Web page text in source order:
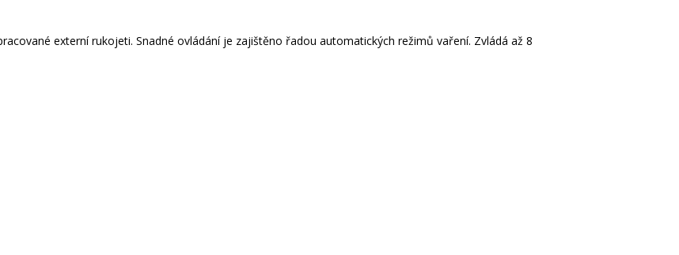
externí rukojeti. Snadné ovládání je zajištěno řadou automatických režimů vaření. Zvládá až 8